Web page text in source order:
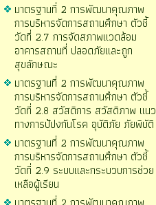
มาตรฐานที่ 2 การพัฒนาคุณภาพ
การบริหารจัดการสถานศึกษา ตัวชี้
วัดที่ 2.7 การจัดสภาพแวดล้อม
อาคารสถานที่ ปลอดภัยและถูก
สุขลักษณะ
มาตรฐานที่ 2 การพัฒนาคุณภาพ
การบริหารจัดการสถานศึกษา ตัวชี้
วัดที่ 2.8 สวัสดิการ สวัสดิภาพ แนว
ทางการป้ปงกันโรค อุบัติภัย ภัยพิบัติ
มาตรฐานที่ 2 การพัฒนาคุณภาพ
การบริหารจัดการสถานศึกษา ตัวชี้
วัดที่ 2.9 ระบบและกระบวบการช่วย
เหลือผู้เรียน